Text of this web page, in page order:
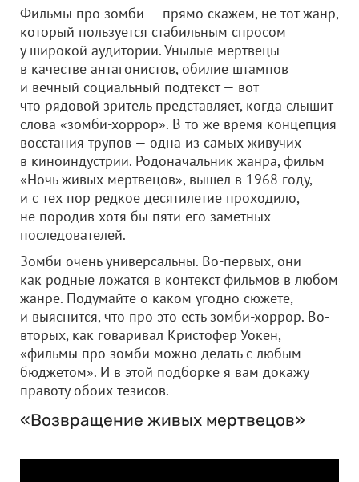
Фильмы про зомби — прямо скажем, не тот жанр,
который пользуется стабильным спросом
у широкой аудитории. Унылые мертвецы
в качестве антагонистов, обилие штампов
и вечный социальный подтекст — вот
что рядовой зритель представляет, когда слышит
слова «зомби-хоррор». В то же время концепция
восстания трупов — одна из самых живучих
в киноиндустрии. Родоначальник жанра, фильм
«Ночь живых мертвецов», вышел в 1968 году,
и с тех пор редкое десятилетие проходило,
не породив хотя бы пяти его заметных
последователей.
Зомби очень универсальны. Во-первых, они
как родные ложатся в контекст фильмов в любом
жанре. Подумайте о каком угодно сюжете,
и выяснится, что про это есть зомби-хоррор. Во-
вторых, как говаривал Кристофер Уокен,
«фильмы про зомби можно делать с любым
бюджетом». И в этой подборке я вам докажу
правоту обоих тезисов.
«Возвращение живых мертвецов»